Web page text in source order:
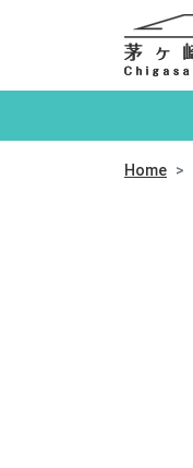
Home